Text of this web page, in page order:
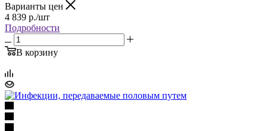
Варианты цен
4 839 р./шт
Подробности
В корзину